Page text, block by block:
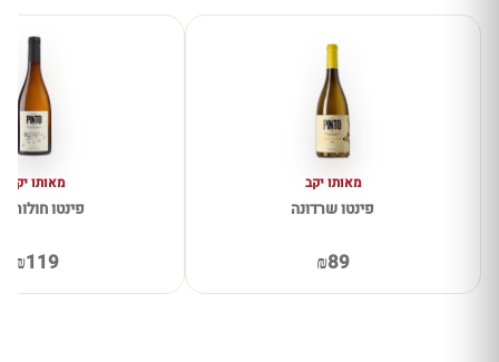
מאותו יקב
פינטו שרדונה
₪89
מאותו יקב
פינטו חולות
₪119